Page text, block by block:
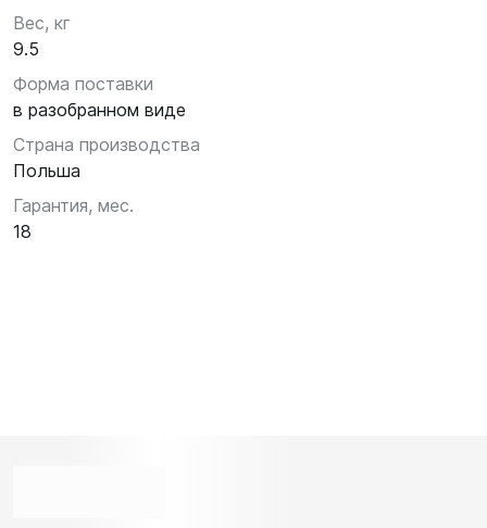
Вес, кг
9.5
Форма поставки
в разобранном виде
Страна производства
Польша
Гарантия, мес.
18